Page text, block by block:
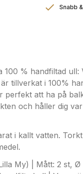
Snabb
100 % handfiltad ull:
tillverkat i 100%
perfekt att ha på
och håller dig
i kallt vatten.
My) | Mått: 2 st, Ø